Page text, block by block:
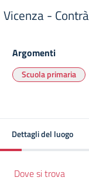
Vicenza -
Argomenti
Scuola primaria
Dettagli del luogo
Dove si trova